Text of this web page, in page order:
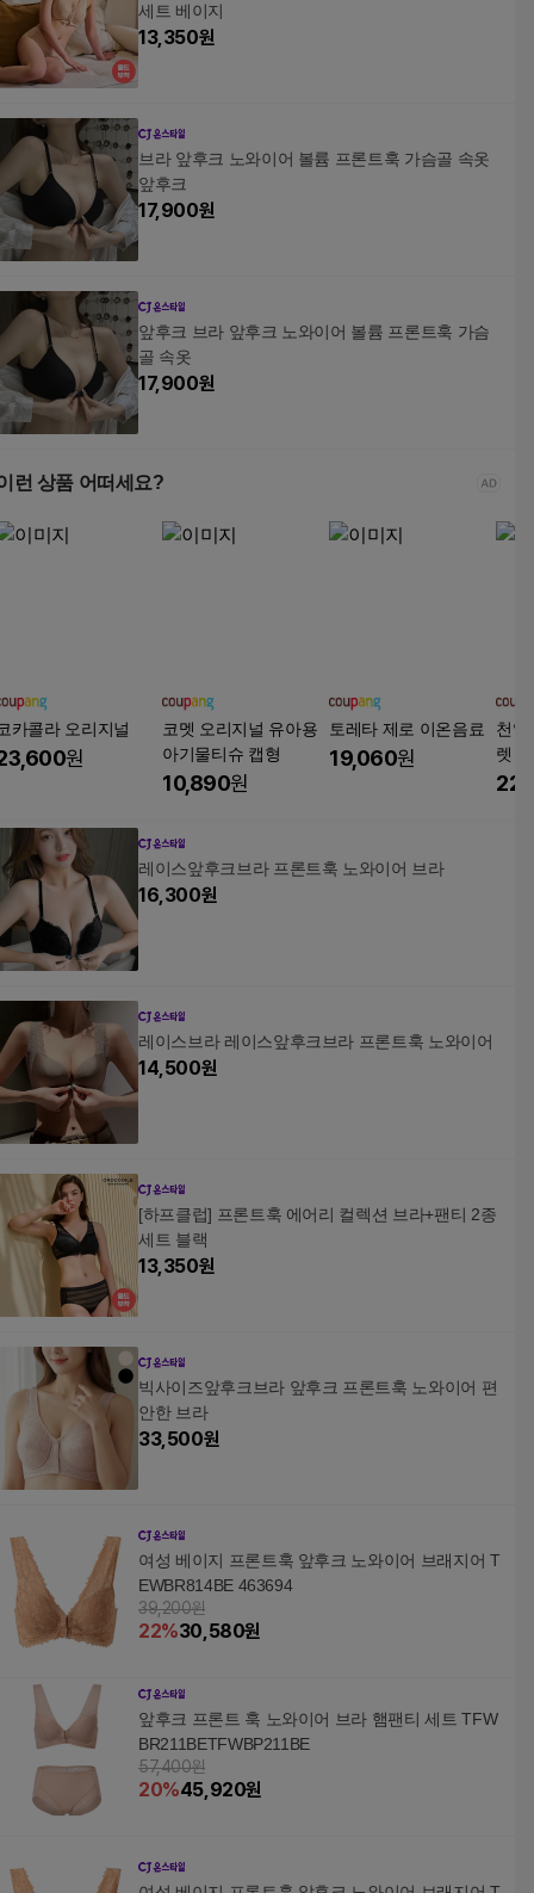
세트 베이지
13,350원
브라 앞후크 노와이어 볼륨 프론트훅 가슴골 속옷
앞후크
17,900원
앞후크 브라 앞후크 노와이어 볼륨 프론트훅 가슴
골 속옷
17,900원
런 상품 어떠세요?
카콜라 오리지널
원
코멧 오리지널 유아용
아기물티슈 캡형
10,890원
토레타 제로 이온음료
19,060원
천일
렛 (
레이스앞후크브라 프론트훅 노와이어 브라
16,300원
레이스브라 레이스앞후크브라 프론트훅 노와이어
14,500원
[하프클럽] 프론트훅 에어리 컬렉션 브라+팬티 2종
세트 블랙
13,350원
빅사이즈앞후크브라 앞후크 프론트훅 노와이어 편
안한 브라
33,500원
여성 베이지 프론트훅 앞후크 노와이어 브래지어 T
EWBR814BE 463694
39,200원
22%30,580원
앞후크 프론트 훅 노와이어 브라 햄팬티 세트 TFW
BR211BETFWBP211BE
57,400원
20%45,920원